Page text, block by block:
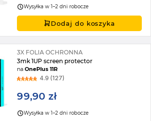
Wysyłka w 1–2 dni robocze
Dodaj do koszyka
3X FOLIA OCHRONNA
3mk 1UP screen protector
naOnePlus 11R
4.9 (127)
99,90 zł
Wysyłka w 1–2 dni robocze